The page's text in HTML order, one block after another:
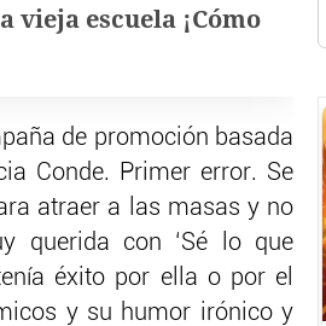
vieja escuela ¡Cómo
de promoción basada
Conde. Primer error. Se
atraer a las masas y no
querida con ‘Sé lo que
éxito por ella o por el
y su humor irónico y